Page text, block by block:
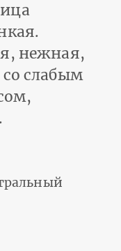
нежная,
слабым